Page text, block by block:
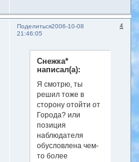
Поделиться 4
2006-10-08
21:46:05
Снежка*
написал(а):
Я смотрю, ты
решил тоже в
сторону отойти от
Города? или
позиция
наблюдателя
обусловлена чем-
то более